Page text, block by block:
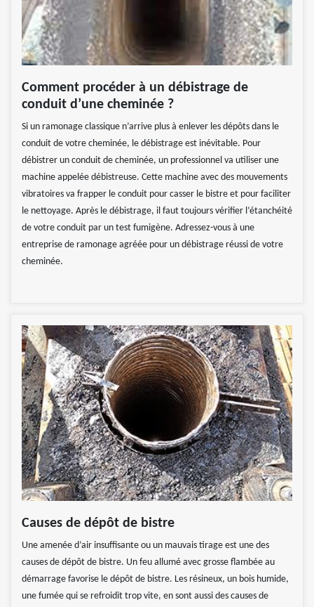
Comment procéder à un débistrage de
conduit d’une cheminée ?
Si un ramonage classique n’arrive plus à enlever les dépôts dans le
conduit de votre cheminée, le débistrage est inévitable. Pour
débistrer un conduit de cheminée, un professionnel va utiliser une
machine appelée débistreuse. Cette machine avec des mouvements
vibratoires va frapper le conduit pour casser le bistre et pour faciliter
le nettoyage. Après le débistrage, il faut toujours vérifier l’étanchéité
de votre conduit par un test fumigène. Adressez-vous à une
entreprise de ramonage agréée pour un débistrage réussi de votre
cheminée.
Causes de dépôt de bistre
Une amenée d’air insuffisante ou un mauvais tirage est une des
causes de dépôt de bistre. Un feu allumé avec grosse flambée au
démarrage favorise le dépôt de bistre. Les résineux, un bois humide,
une fumée qui se refroidit trop vite, en sont aussi des causes de